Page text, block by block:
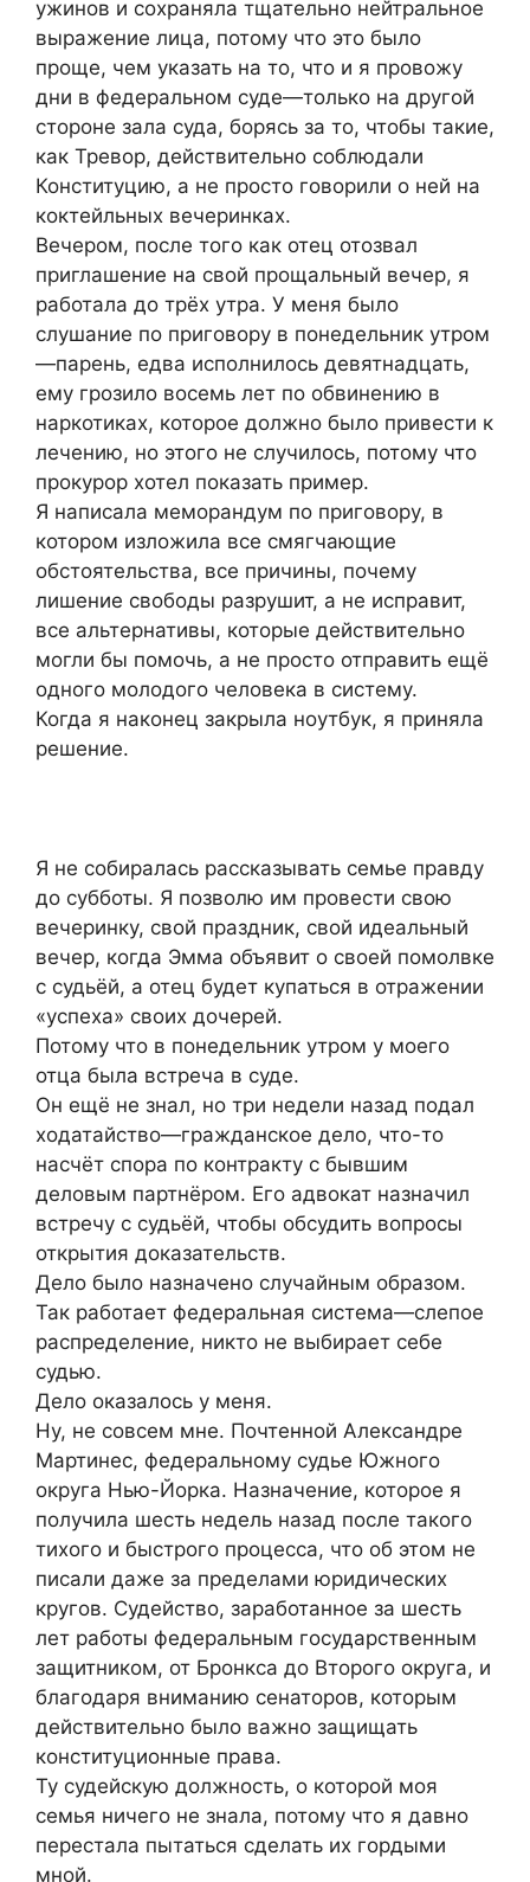
ужинов и сохраняла тщательно нейтральное
выражение лица, потому что это было
проще, чем указать на то, что и я провожу
дни в федеральном суде—только на другой
стороне зала суда, борясь за то, чтобы такие,
как Тревор, действительно соблюдали
Конституцию, а не просто говорили о ней на
коктейльных вечеринках.
Вечером, после того как отец отозвал
приглашение на свой прощальный вечер, я
работала до трёх утра. У меня было
слушание по приговору в понедельник утром
—парень, едва исполнилось девятнадцать,
ему грозило восемь лет по обвинению в
наркотиках, которое должно было привести к
лечению, но этого не случилось, потому что
прокурор хотел показать пример.
Я написала меморандум по приговору, в
котором изложила все смягчающие
обстоятельства, все причины, почему
лишение свободы разрушит, а не исправит,
все альтернативы, которые действительно
могли бы помочь, а не просто отправить ещё
одного молодого человека в систему.
Когда я наконец закрыла ноутбук, я приняла
решение.
Я не собиралась рассказывать семье правду
до субботы. Я позволю им провести свою
вечеринку, свой праздник, свой идеальный
вечер, когда Эмма объявит о своей помолвке
с судьёй, а отец будет купаться в отражении
«успеха» своих дочерей.
Потому что в понедельник утром у моего
отца была встреча в суде.
Он ещё не знал, но три недели назад подал
ходатайство—гражданское дело, что-то
насчёт спора по контракту с бывшим
деловым партнёром. Его адвокат назначил
встречу с судьёй, чтобы обсудить вопросы
открытия доказательств.
Дело было назначено случайным образом.
Так работает федеральная система—слепое
распределение, никто не выбирает себе
судью.
Дело оказалось у меня.
Ну, не совсем мне. Почтенной Александре
Мартинес, федеральному судье Южного
округа Нью-Йорка. Назначение, которое я
получила шесть недель назад после такого
тихого и быстрого процесса, что об этом не
писали даже за пределами юридических
кругов. Судейство, заработанное за шесть
лет работы федеральным государственным
защитником, от Бронкса до Второго округа, и
благодаря вниманию сенаторов, которым
действительно было важно защищать
конституционные права.
Ту судейскую должность, о которой моя
семья ничего не знала, потому что я давно
перестала пытаться сделать их гордыми
мной.